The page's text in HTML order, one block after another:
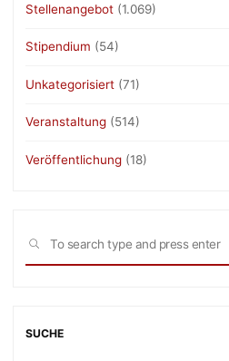
Stellenangebot (1.069)
Stipendium (54)
Unkategorisiert (71)
Veranstaltung (514)
Veröffentlichung (18)
SEARCH
SUCHE